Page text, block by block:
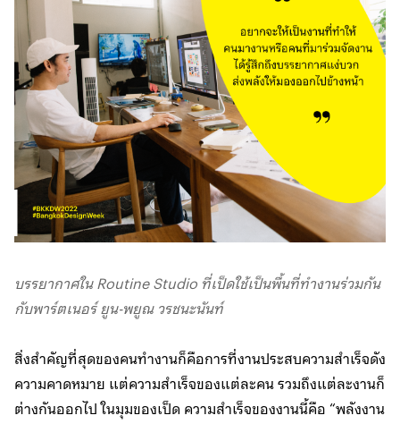
บรรยากาศใน Routine Studio ที่เป็ดใช้เป็นพื้นที่ทำงานร่วมกัน
กับพาร์ตเนอร์ ยูน-พยูณ วรชนะนันท์
สิ่งสำคัญที่สุดของคนทำงานก็คือการที่งานประสบความสำเร็จดัง
ความคาดหมาย แต่ความสำเร็จของแต่ละคน รวมถึงแต่ละงานก็
ต่างกันออกไป ในมุมของเป็ด ความสำเร็จของงานนี้คือ “พลังงาน